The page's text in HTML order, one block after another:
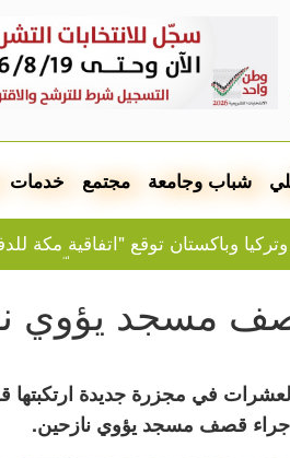
شباب وجامعة مجتمع خدمات
وباكستان توقع "اتفاقية مكة
من قلنديا بعد اقتحام خلّف
وسط مخاوف بشأن مقترحات
وباكستان وتركيا ستوقع اتفاقية
567 مليون دولار بسبب الأطفال
في مخيم قلنديا وكفر عقب
نابلس: جدول توزيع المياه
وإصابة العشرات في مجزرة جديدة
جراء قصف مسجد يؤوي نازحين.